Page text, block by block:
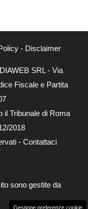
- Disclaimer
SRL - Via
Fiscale e Partita
il Tribunale di Roma
2018
- Contattaci
sono gestite da
Gestione preferenze cookie